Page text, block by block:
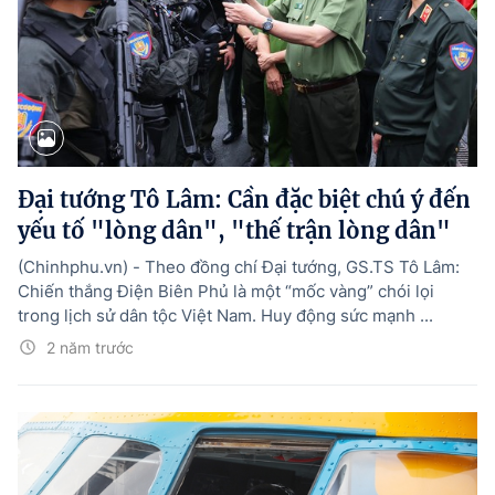
Đại tướng Tô Lâm: Cần đặc biệt chú ý đến
yếu tố "lòng dân", "thế trận lòng dân"
2 năm trước
(Chinhphu.vn) - Theo đồng chí Đại tướng, GS.TS Tô Lâm:
Chiến thắng Điện Biên Phủ là một “mốc vàng” chói lọi
trong lịch sử dân tộc Việt Nam. Huy động sức mạnh ...